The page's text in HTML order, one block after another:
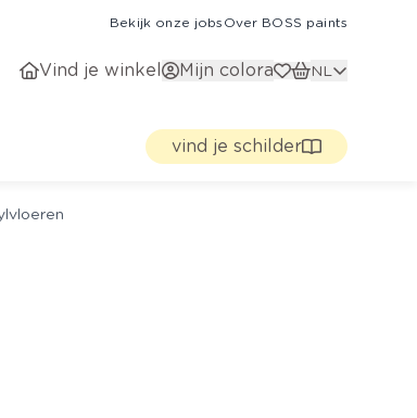
Bekijk onze jobs Over BOSS paints
Vind je winkel Mijn colora NL
vind je schilder